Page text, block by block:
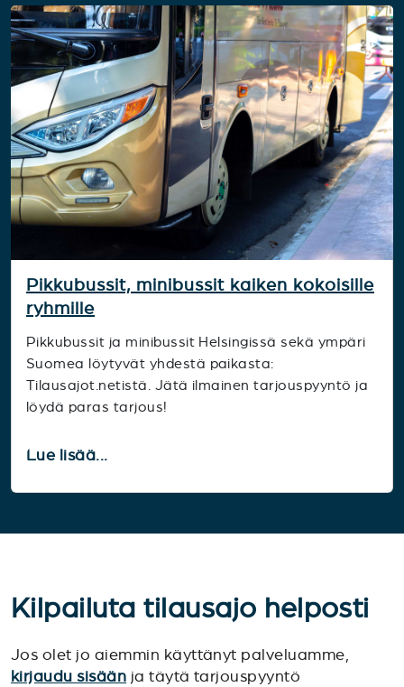
Pikkubussit, minibussit kaiken kokoisille
ryhmille
Pikkubussit ja minibussit Helsingissä sekä ympäri
Suomea löytyvät yhdestä paikasta:
Tilausajot.netistä. Jätä ilmainen tarjouspyyntö ja
löydä paras tarjous!
Lue lisää...
Kilpailuta tilausajo helposti
Jos olet jo aiemmin käyttänyt palveluamme,
kirjaudu sisään ja täytä tarjouspyyntö